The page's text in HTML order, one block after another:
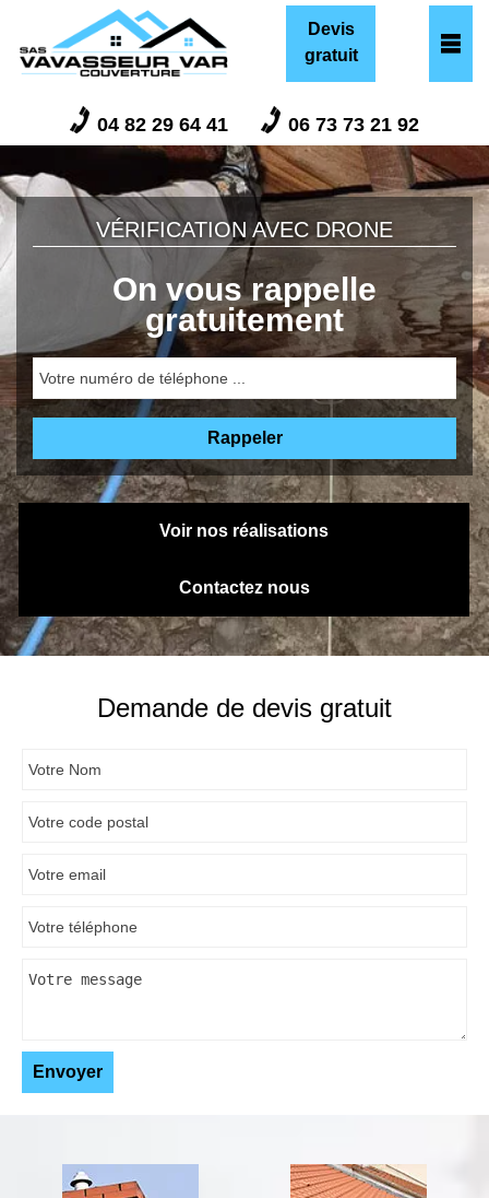
Devis
gratuit
04 82 29 64 41 06 73 73 21 92
VÉRIFICATION AVEC DRONE
On vous rappelle
gratuitement
Voir nos réalisations
Contactez nous
Demande de devis gratuit